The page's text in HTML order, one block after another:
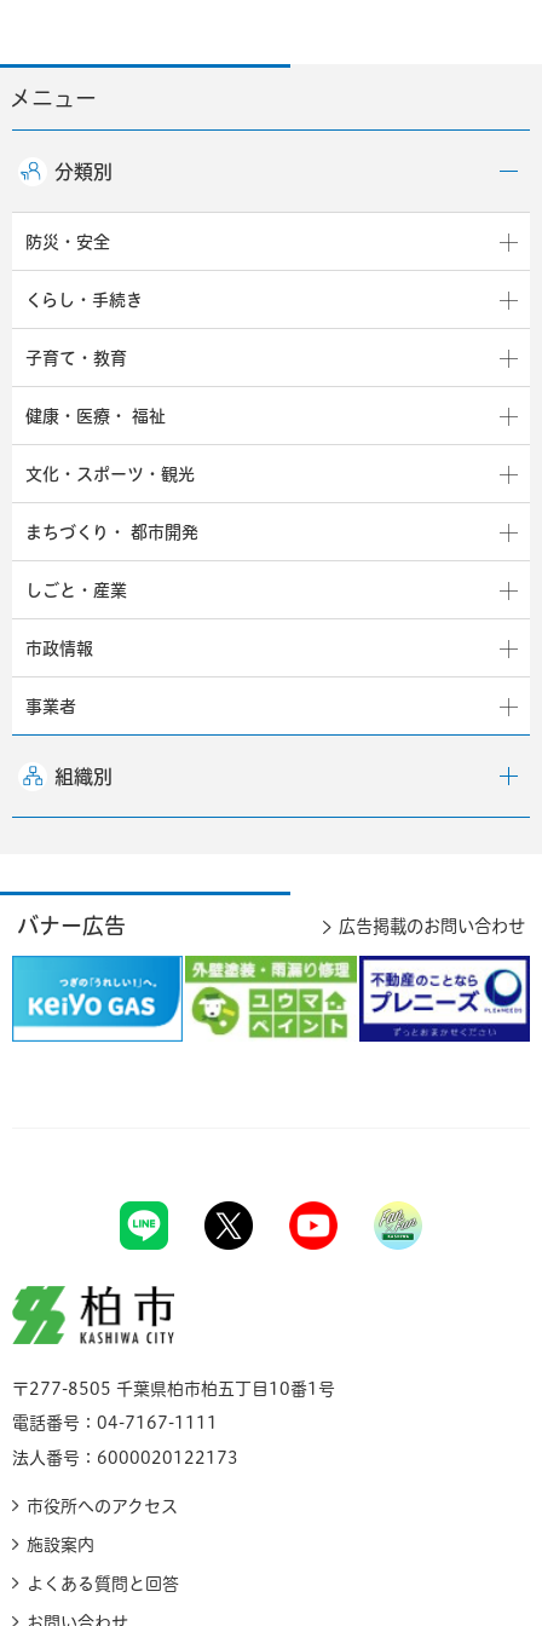
メニュー
分類別
防災・安全
くらし・手続き
子育て・教育
健康・医療・ 福祉
文化・スポーツ・観光
まちづくり・ 都市開発
しごと・産業
市政情報
事業者
組織別
バナー広告 広告掲載のお問い合わせ
柏市
〒277-8505 千葉県柏市柏五丁目10番1号
電話番号：04-7167-1111
法人番号：6000020122173
市役所へのアクセス
施設案内
よくある質問と回答
お問い合わせ